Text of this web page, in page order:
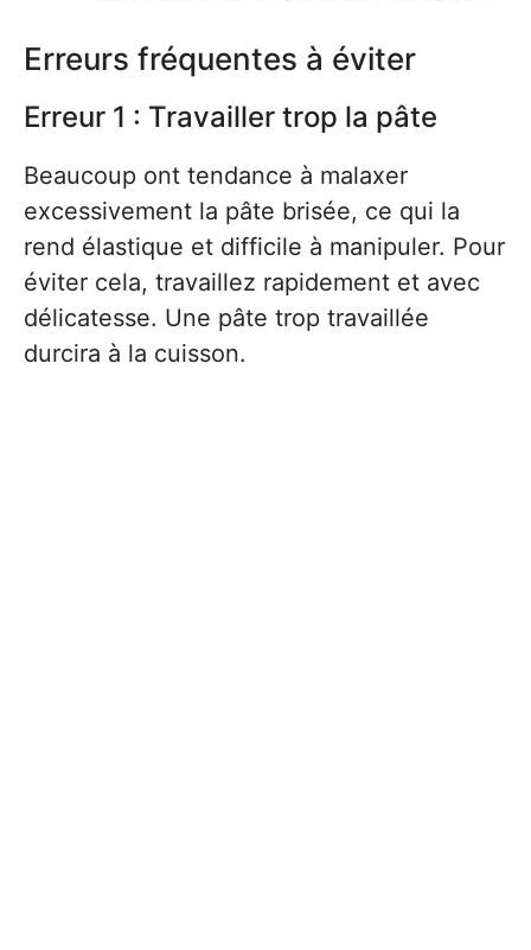
Erreurs fréquentes à éviter
Erreur 1 : Travailler trop la pâte
Beaucoup ont tendance à malaxer
excessivement la pâte brisée, ce qui la
rend élastique et difficile à manipuler. Pour
éviter cela, travaillez rapidement et avec
délicatesse. Une pâte trop travaillée
durcira à la cuisson.